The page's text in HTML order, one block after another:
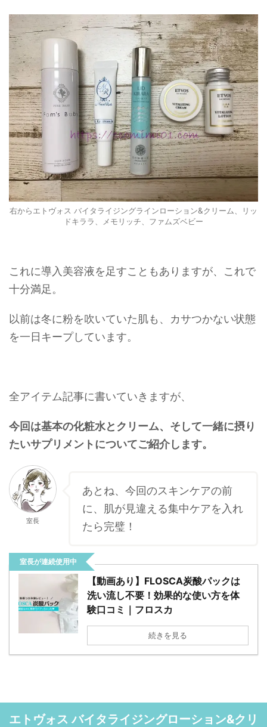
右からエトヴォス バイタライジングラインローション&クリーム、リッ
ドキララ、メモリッチ、ファムズベビー
これに導入美容液を足すこともありますが、これで
十分満足。
以前は冬に粉を吹いていた肌も、カサつかない状態
を一日キープしています。
全アイテム記事に書いていきますが、
今回は基本の化粧水とクリーム、そして一緒に摂り
たいサプリメントについてご紹介します。
室長
あとね、今回のスキンケアの前
に、肌が見違える集中ケアを入れ
たら完璧！
室長が連続使用中
【動画あり】FLOSCA炭酸パックは
洗い流し不要！効果的な使い方を体
験口コミ｜フロスカ
続きを見る
エトヴォス バイタライジングローション&クリ